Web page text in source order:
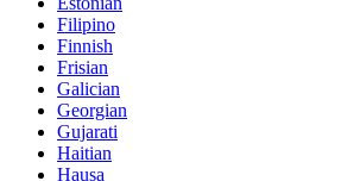
Filipino
Finnish
Frisian
Galician
Georgian
Gujarati
Haitian
Hausa